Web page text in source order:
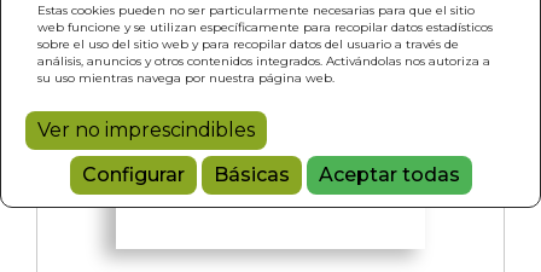
Estas cookies pueden no ser particularmente necesarias para que el sitio
web funcione y se utilizan específicamente para recopilar datos estadísticos
sobre el uso del sitio web y para recopilar datos del usuario a través de
análisis, anuncios y otros contenidos integrados. Activándolas nos autoriza a
su uso mientras navega por nuestra página web.
Ver no imprescindibles
Configurar
Básicas Aceptar todas